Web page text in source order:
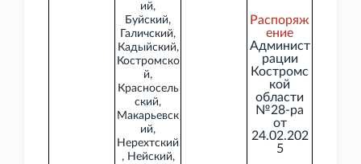
ий,
Буйский,
Галичский,
Кадыйский,
Костромско
й,
Красносель
ский,
Макарьевск
ий,
Нерехтский
, Нейский,
Распоряж
ение
Админист
рации
Костромс
кой
области
№28-ра
от
24.02.202
5